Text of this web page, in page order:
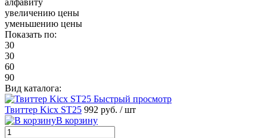
алфавиту
увеличению цены
уменьшению цены
Показать по:
30
30
60
90
Вид каталога:
Быстрый просмотр
Твиттер Kicx ST25 992 руб. / шт
В корзину